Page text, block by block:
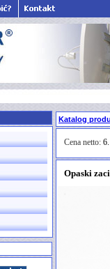
Katalog
Cena netto:
Opaski